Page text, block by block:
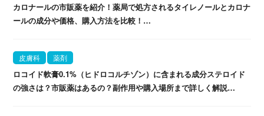
カロナールの市販薬を紹介！薬局で処方されるタイレノールとカロナ
ールの成分や価格、購入方法を比較！…
皮膚科 薬剤
ロコイド軟膏0.1%（ヒドロコルチゾン）に含まれる成分ステロイド
の強さは？市販薬はあるの？副作用や購入場所まで詳しく解説…